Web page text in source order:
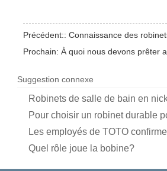
Précédent:: Connaissance des
Prochain: À quoi nous devons prêter
Suggestion connexe
Robinets de salle de bain en
Pour choisir un robinet durable
Les employés de TOTO
Quel rôle joue la bobine?